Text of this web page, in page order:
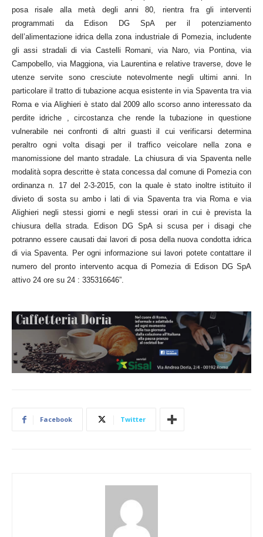
posa risale alla metà degli anni 80, rientra fra gli interventi
programmati da Edison DG SpA per il potenziamento
dell’alimentazione idrica della zona industriale di Pomezia, includente
gli assi stradali di via Castelli Romani, via Naro, via Pontina, via
Campobello, via Maggiona, via Laurentina e relative traverse, dove le
utenze servite sono cresciute notevolmente negli ultimi anni. In
particolare il tratto di tubazione acqua esistente in via Spaventa tra via
Roma e via Alighieri è stato dal 2009 allo scorso anno interessato da
perdite idriche , circostanza che rende la tubazione in questione
vulnerabile nei confronti di altri guasti il cui verificarsi determina
peraltro ogni volta disagi per il traffico veicolare nella zona e
manomissione del manto stradale. La chiusura di via Spaventa nelle
modalità sopra descritte è stata concessa dal comune di Pomezia con
ordinanza n. 17 del 2-3-2015, con la quale è stato inoltre istituito il
divieto di sosta su ambo i lati di via Spaventa tra via Roma e via
Alighieri negli stessi giorni e negli stessi orari in cui è prevista la
chiusura della strada. Edison DG SpA si scusa per i disagi che
potranno essere causati dai lavori di posa della nuova condotta idrica
di via Spaventa. Per ogni informazione sui lavori potete contattare il
numero del pronto intervento acqua di Pomezia di Edison DG SpA
attivo 24 ore su 24 : 335316646”.
Facebook Twitter